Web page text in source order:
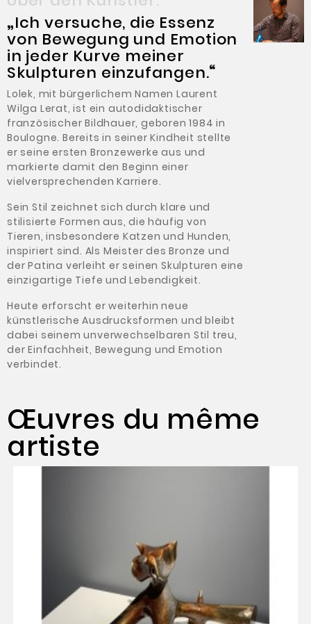
„Ich versuche, die Essenz
von Bewegung und Emotion
in jeder Kurve meiner
Skulpturen einzufangen.“
Lolek, mit bürgerlichem Namen Laurent
Wilga Lerat, ist ein autodidaktischer
französischer Bildhauer, geboren 1984 in
Boulogne. Bereits in seiner Kindheit stellte
er seine ersten Bronzewerke aus und
markierte damit den Beginn einer
vielversprechenden Karriere.
Sein Stil zeichnet sich durch klare und
stilisierte Formen aus, die häufig von
Tieren, insbesondere Katzen und Hunden,
inspiriert sind. Als Meister des Bronze und
der Patina verleiht er seinen Skulpturen eine
einzigartige Tiefe und Lebendigkeit.
Heute erforscht er weiterhin neue
künstlerische Ausdrucksformen und bleibt
dabei seinem unverwechselbaren Stil treu,
der Einfachheit, Bewegung und Emotion
verbindet.
Œuvres du même
artiste